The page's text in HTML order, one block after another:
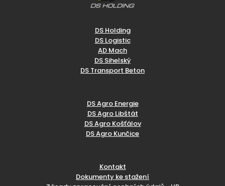
DS Holding
DS Logistic
AD Mach
DS Sihelský
DS Transport Beton
DS Agro Energie
DS Agro Libštát
DS Agro Košťálov
DS Agro Kunčice
Kontakt
Dokumenty ke stažení